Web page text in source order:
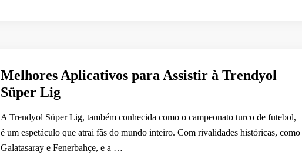
Melhores Aplicativos para Assistir à Trendyol
Süper Lig
A Trendyol Süper Lig, também conhecida como o campeonato turco de futebol,
é um espetáculo que atrai fãs do mundo inteiro. Com rivalidades históricas, como
Galatasaray e Fenerbahçe, e a …